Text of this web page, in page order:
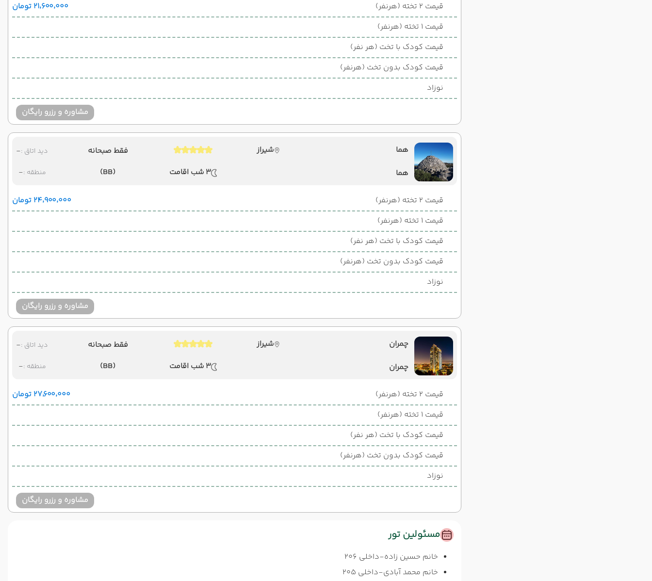
قیمت 2 تخته (هرنفر)
۲۱٬۶۰۰٬۰۰۰ تومان
قیمت 1 تخته (هرنفر)
قیمت کودک با تخت (هر نفر)
قیمت کودک بدون تخت (هرنفر)
نوزاد
مشاوره و رزرو رایگان
هما
شیراز
هما
3 شب اقامت
فقط صبحانه
(BB)
دید اتاق :-
منطقه :-
قیمت 2 تخته (هرنفر)
۲۴٬۹۰۰٬۰۰۰ تومان
قیمت 1 تخته (هرنفر)
قیمت کودک با تخت (هر نفر)
قیمت کودک بدون تخت (هرنفر)
نوزاد
مشاوره و رزرو رایگان
چمران
شیراز
چمران
3 شب اقامت
فقط صبحانه
(BB)
دید اتاق :-
منطقه :-
قیمت 2 تخته (هرنفر)
۲۷٬۶۰۰٬۰۰۰ تومان
قیمت 1 تخته (هرنفر)
قیمت کودک با تخت (هر نفر)
قیمت کودک بدون تخت (هرنفر)
نوزاد
مشاوره و رزرو رایگان
مسئولین تور
خانم حسین زاده-داخلی 206
خانم محمد آبادی-داخلی 205